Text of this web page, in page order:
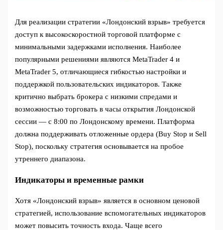
Для реализации стратегии «Лондонский взрыв» требуется
доступ к высокоскоростной торговой платформе с
минимальными задержками исполнения. Наиболее
популярными решениями являются MetaTrader 4 и
MetaTrader 5, отличающиеся гибкостью настройки и
поддержкой пользовательских индикаторов. Также
критично выбрать брокера с низкими спредами и
возможностью торговать в часы открытия Лондонской
сессии — с 8:00 по Лондонскому времени. Платформа
должна поддерживать отложенные ордера (Buy Stop и Sell
Stop), поскольку стратегия основывается на пробое
утреннего диапазона.
Индикаторы и временные рамки
Хотя «Лондонский взрыв» является в основном ценовой
стратегией, использование вспомогательных индикаторов
может повысить точность входа. Чаще всего